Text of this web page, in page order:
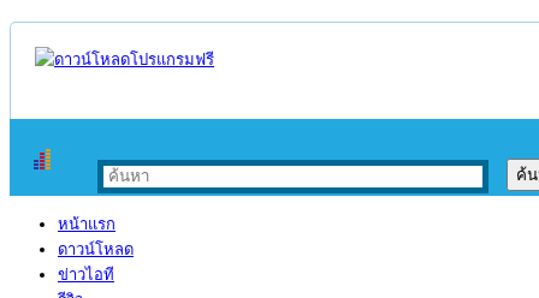
หน้าแรก
ดาวน์โหลด
ข่าวไอที